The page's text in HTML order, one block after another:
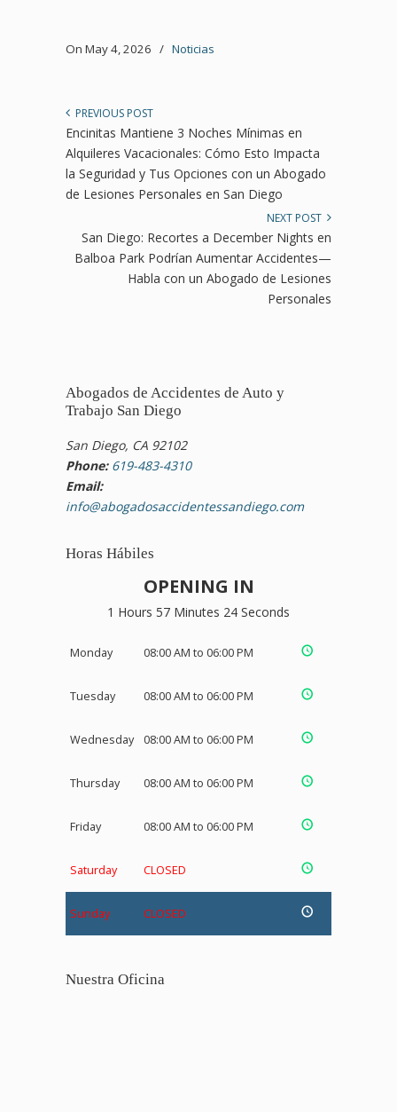
On May 4, 2026 / Noticias
PREVIOUS POST
Encinitas Mantiene 3 Noches Mínimas en
Alquileres Vacacionales: Cómo Esto Impacta
la Seguridad y Tus Opciones con un Abogado
de Lesiones Personales en San Diego
NEXT POST
San Diego: Recortes a December Nights en
Balboa Park Podrían Aumentar Accidentes—
Habla con un Abogado de Lesiones
Personales
Abogados de Accidentes de Auto y
Trabajo San Diego
San Diego, CA 92102
Phone: 619-483-4310
Email:
info@abogadosaccidentessandiego.com
Horas Hábiles
OPENING IN
1 Hours 57 Minutes 23 Seconds
Monday 08:00 AM to 06:00 PM
Tuesday 08:00 AM to 06:00 PM
Wednesday 08:00 AM to 06:00 PM
Thursday 08:00 AM to 06:00 PM
Friday 08:00 AM to 06:00 PM
Saturday CLOSED
Sunday CLOSED
Nuestra Oficina